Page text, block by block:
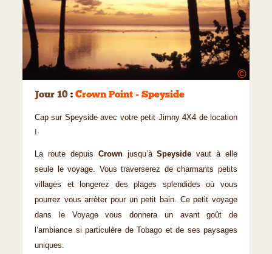
©
Jour 10 : Crown Point - Speyside
Cap sur Speyside avec votre petit Jimny 4X4 de location
!
La route depuis Crownjusqu’àSpeyside vaut à elle
seule le voyage. Vous traverserez de charmants petits
villages et longerez des plages splendides où vous
pourrez vous arrèter pour un petit bain. Ce petit voyage
dans le Voyage vous donnera un avant goût de
l’ambiance si particulère de Tobago et de ses paysages
uniques.